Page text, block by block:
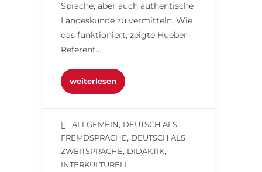
Sprache, aber auch authentische
Landeskunde zu vermitteln. Wie
das funktioniert, zeigte Hueber-
Referent…
weiterlesen
ALLGEMEIN, DEUTSCH ALS
FREMDSPRACHE, DEUTSCH ALS
ZWEITSPRACHE, DIDAKTIK,
INTERKULTURELL